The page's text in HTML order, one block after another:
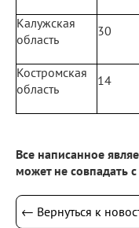
Калужская
область
30
Костромская
область
14
Все написанное
может не совпадать
← Вернуться к